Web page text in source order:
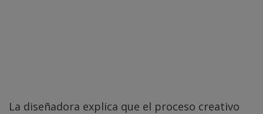
La diseñadora explica que el proceso creativo